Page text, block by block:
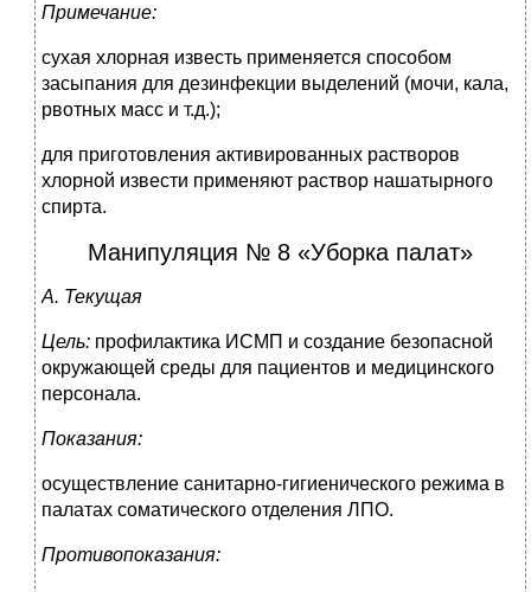
Примечание:
сухая хлорная известь применяется способом
засыпания для дезинфекции выделений (мочи, кала,
рвотных масс и т.д.);
для приготовления активированных растворов
хлорной извести применяют раствор нашатырного
спирта.
Манипуляция № 8 «Уборка палат»
А. Текущая
Цель: профилактика ИСМП и создание безопасной
окружающей среды для пациентов и медицинского
персонала.
Показания:
осуществление санитарно-гигиенического режима в
палатах соматического отделения ЛПО.
Противопоказания: